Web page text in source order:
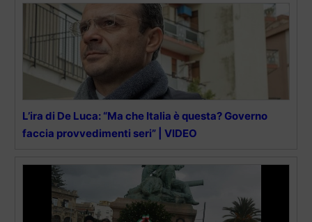
L’ira di De Luca: “Ma che Italia è questa? Governo
faccia provvedimenti seri” | VIDEO